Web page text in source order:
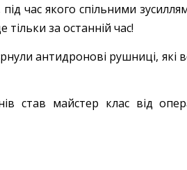
час якого спільними
тільки за останній час!
антидронові рушниці,
став майстер клас від